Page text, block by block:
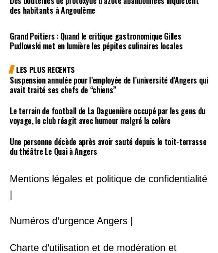
des habitants à Angoulême
Grand Poitiers : Quand le critique gastronomique Gilles
Pudlowski met en lumière les pépites culinaires locales
LES PLUS RECENTS
Suspension annulée pour l’employée de l’université d’Angers qui
avait traité ses chefs de “chiens”
Le terrain de football de La Daguenière occupé par les gens du
voyage, le club réagit avec humour malgré la colère
Une personne décède après avoir sauté depuis le toit-terrasse
du théâtre Le Quai à Angers
Mentions légales et politique de confidentialité
|
Numéros d’urgence Angers |
Charte d’utilisation et de modération et